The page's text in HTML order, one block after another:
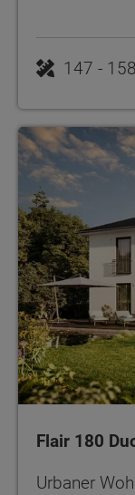
Flair 180
Urbaner